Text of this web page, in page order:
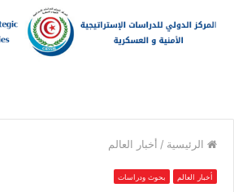
الرئيسية / أخبار العالم
أخبار العالم بحوث ودراسات